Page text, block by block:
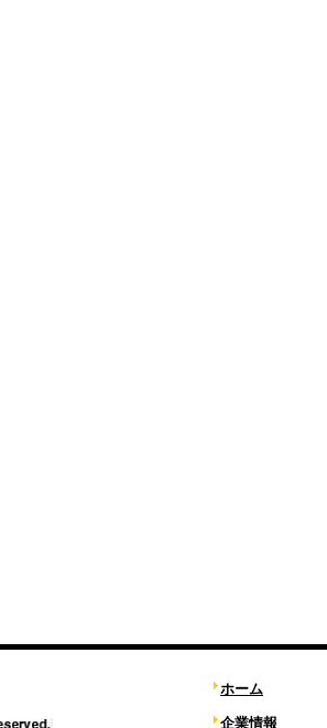
ホーム
企業情報